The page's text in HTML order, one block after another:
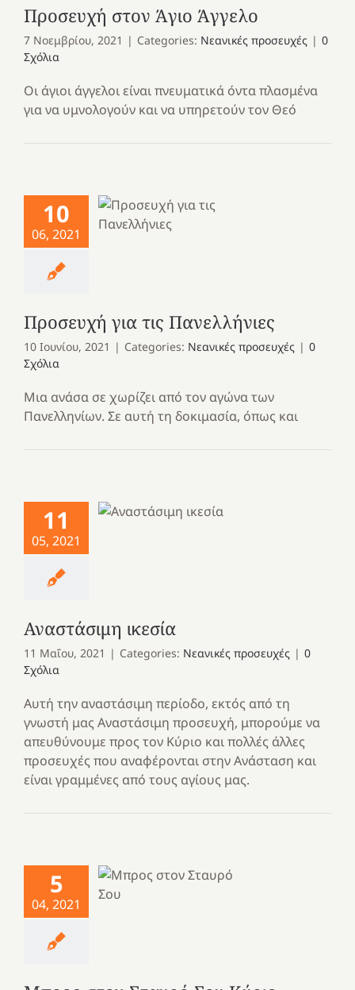
Προσευχή στον Άγιο Άγγελο
7 Νοεμβρίου, 2021 | Categories: Νεανικές προσευχές | 0
Σχόλια
Οι άγιοι άγγελοι είναι πνευματικά όντα πλασμένα
για να υμνολογούν και να υπηρετούν τον Θεό
10
06, 2021
Προσευχή για τις Πανελλήνιες
10 Ιουνίου, 2021 | Categories: Νεανικές προσευχές | 0
Σχόλια
Μια ανάσα σε χωρίζει από τον αγώνα των
Πανελληνίων. Σε αυτή τη δοκιμασία, όπως και
11
05, 2021
Αναστάσιμη ικεσία
11 Μαΐου, 2021 | Categories: Νεανικές προσευχές | 0
Σχόλια
Αυτή την αναστάσιμη περίοδο, εκτός από τη
γνωστή μας Αναστάσιμη προσευχή, μπορούμε να
απευθύνουμε προς τον Κύριο και πολλές άλλες
προσευχές που αναφέρονται στην Ανάσταση και
είναι γραμμένες από τους αγίους μας.
5
04, 2021